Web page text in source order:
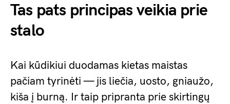
Tas pats principas veikia prie
stalo
Kai kūdikiui duodamas kietas maistas
pačiam tyrinėti — jis liečia, uosto, gniaužo,
kiša į burną. Ir taip pripranta prie skirtingų